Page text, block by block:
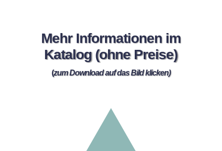
Mehr Informationen im
Katalog (ohne Preise)
(zum Download auf das Bild klicken)